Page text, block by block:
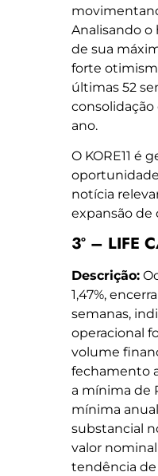
Analisando
de sua
forte
últimas 52
ano.
O KORE11 é
notícia
expansão de
3º – LIFE
Descrição:
1,47%,
semanas,
operacional
volume
fechamento
a mínima de
mínima
substancial
valor
tendência de